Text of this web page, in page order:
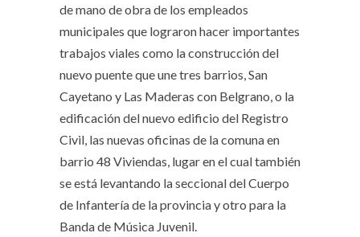
de mano de obra de los empleados
municipales que lograron hacer importantes
trabajos viales como la construcción del
nuevo puente que une tres barrios, San
Cayetano y Las Maderas con Belgrano, o la
edificación del nuevo edificio del Registro
Civil, las nuevas oficinas de la comuna en
barrio 48 Viviendas, lugar en el cual también
se está levantando la seccional del Cuerpo
de Infantería de la provincia y otro para la
Banda de Música Juvenil.